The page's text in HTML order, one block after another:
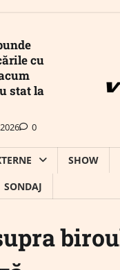
cu
stat la
0
SHOW
SONDAJ